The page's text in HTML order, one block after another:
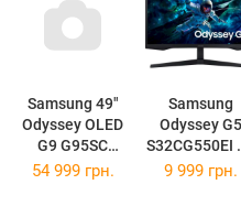
Samsung 49"
Odyssey OLED
G9 G95SC
Silver
Samsung
Odyssey G5
(LS32CG550EI
54 999 грн. 9 999 грн.